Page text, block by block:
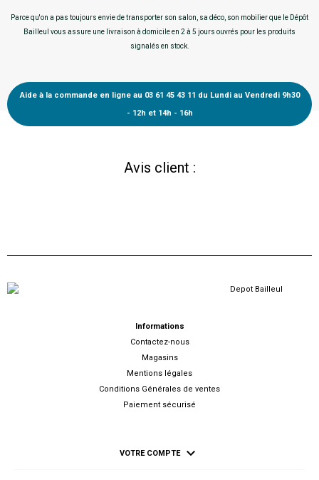
Parce qu'on a pas toujours envie de transporter son salon, sa déco, son mobilier que le Dépôt
Bailleul vous assure une livraison à domicile en 2 à 5 jours ouvrés pour les produits
signalés en stock.
Aide à la commande en ligne au 03 61 45 43 11 du Lundi au Vendredi 9h30
- 12h et 14h - 16h
Avis client :
Informations
Contactez-nous
Magasins
Mentions légales
Conditions Générales de ventes
Paiement sécurisé
VOTRE COMPTE 